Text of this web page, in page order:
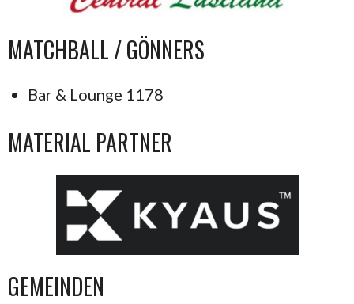
MATCHBALL / GÖNNERS
Bar & Lounge 1178
MATERIAL PARTNER
GEMEINDEN